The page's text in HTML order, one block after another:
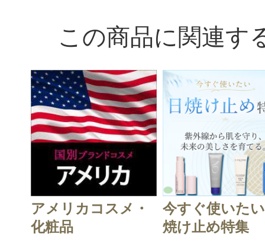
この商品に関連す
アメリカコスメ・
化粧品
今すぐ使いた
焼け止め特集